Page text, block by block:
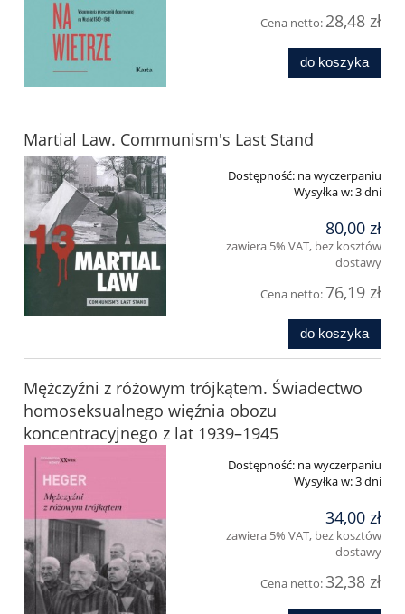
Cena netto: 28,48 zł
do koszyka
Martial Law. Communism's Last Stand
Dostępność: na wyczerpaniu
Wysyłka w:3 dni
80,00 zł
zawiera 5% VAT, bez kosztów
dostawy
Cena netto:76,19 zł
do koszyka
Mężczyźni z różowym trójkątem. Świadectwo
homoseksualnego więźnia obozu
koncentracyjnego z lat 1939–1945
Dostępność: na wyczerpaniu
Wysyłka w:3 dni
34,00 zł
zawiera 5% VAT, bez kosztów
dostawy
Cena netto:32,38 zł